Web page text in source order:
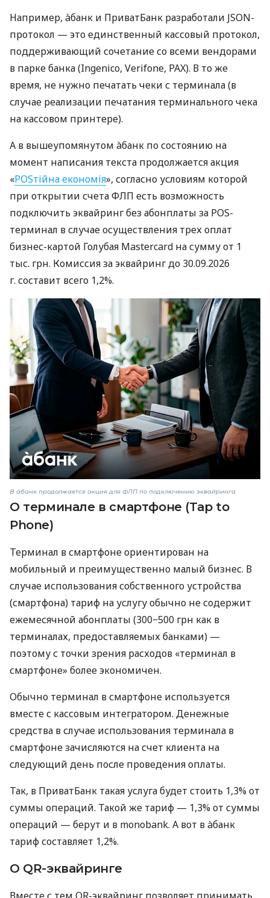
Например, àбанк и ПриватБанк разработали JSON-
протокол — это единственный кассовый протокол,
поддерживающий сочетание со всеми вендорами
в парке банка (Ingenico, Verifone, PAX). В то же
время, не нужно печатать чеки с терминала (в
случае реализации печатания терминального чека
на кассовом принтере).
А в вышеупомянутом àбанк по состоянию на
момент написания текста продолжается акция
«POSтійна економія», согласно условиям которой
при открытии счета ФЛП есть возможность
подключить эквайринг без абонплаты за POS-
терминал в случае осуществления трех оплат
бизнес-картой Голубая Mastercard на сумму от 1
тыс. грн. Комиссия за эквайринг до 30.09.2026
г. составит всего 1,2%.
В àбанк продолжается акция для ФЛП по подключению эквайринга
О терминале в смартфоне (Tap to
Phone)
Терминал в смартфоне ориентирован на
мобильный и преимущественно малый бизнес. В
случае использования собственного устройства
(смартфона) тариф на услугу обычно не содержит
ежемесячной абонплаты (300−500 грн как в
терминалах, предоставляемых банками) —
поэтому с точки зрения расходов «терминал в
смартфоне» более экономичен.
Обычно терминал в смартфоне используется
вместе с кассовым интегратором. Денежные
средства в случае использования терминала в
смартфоне зачисляются на счет клиента на
следующий день после проведения оплаты.
Так, в ПриватБанк такая услуга будет стоить 1,3% от
суммы операций. Такой же тариф — 1,3% от суммы
операций — берут и в monobank. А вот в àбанк
тариф составляет 1,2%.
О QR-эквайринге